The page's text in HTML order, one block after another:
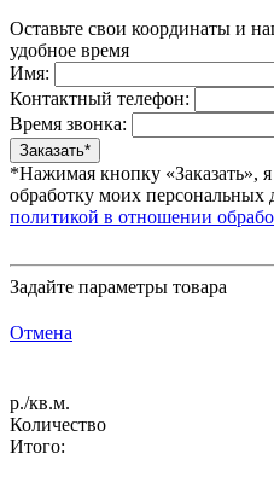
Оставьте свои координаты и
удобное время
Имя:
Контактный телефон:
Время звонка:
*Нажимая кнопку «Заказать»,
обработку моих персональных
политикой в отношении
Задайте параметры товара
Отмена
р./кв.м.
Количество
Итого: